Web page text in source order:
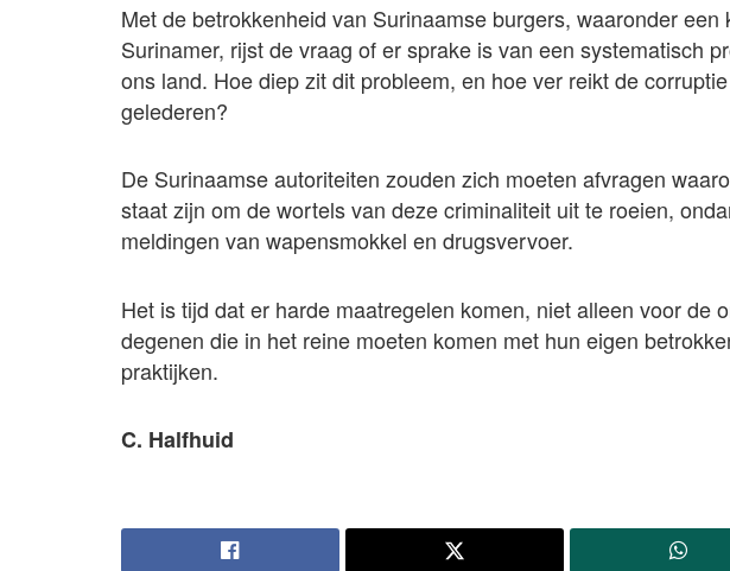
Met de betrokkenheid van Surinaamse burgers, waaronder
Surinamer, rijst de vraag of er sprake is van een systematisch
ons land. Hoe diep zit dit probleem, en hoe ver reikt de
gelederen?
De Surinaamse autoriteiten zouden zich moeten afvragen
staat zijn om de wortels van deze criminaliteit uit te roeien,
meldingen van wapensmokkel en drugsvervoer.
Het is tijd dat er harde maatregelen komen, niet alleen voor de
degenen die in het reine moeten komen met hun eigen
praktijken.
C. Halfhuid